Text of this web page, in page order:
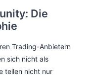
Die
Trading-Anbietern
sich nicht als
teilen nicht nur